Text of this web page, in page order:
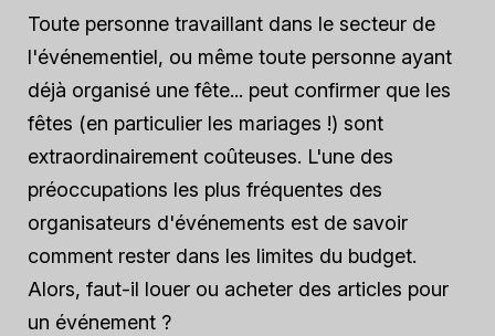
Toute personne travaillant dans le secteur de
l'événementiel, ou même toute personne ayant
déjà organisé une fête... peut confirmer que les
fêtes (en particulier les mariages !) sont
extraordinairement coûteuses. L'une des
préoccupations les plus fréquentes des
organisateurs d'événements est de savoir
comment rester dans les limites du budget.
Alors, faut-il louer ou acheter des articles pour
un événement ?